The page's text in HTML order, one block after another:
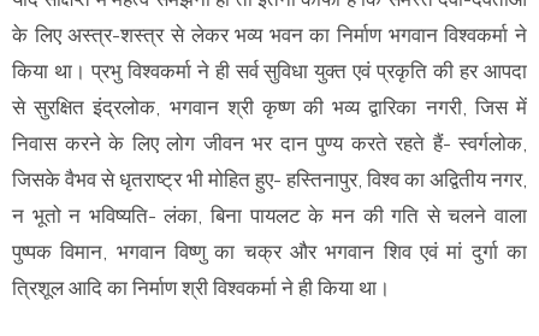
के लिए अस्त्र-शस्त्र से लेकर भव्य भवन का निर्माण भगवान विश्वकर्मा ने
किया था। प्रभु विश्वकर्मा ने ही सर्व सुविधा युक्त एवं प्रकृति की हर आपदा
से सुरक्षित इंद्रलोक, भगवान श्री कृष्ण की भव्य द्वारिका नगरी, जिस में
निवास करने के लिए लोग जीवन भर दान पुण्य करते रहते हैं- स्वर्गलोक,
जिसके वैभव से धृतराष्ट्र भी मोहित हुए- हस्तिनापुर, विश्व का अद्वितीय नगर,
न भूतो न भविष्यति- लंका, बिना पायलट के मन की गति से चलने वाला
पुष्पक विमान, भगवान विष्णु का चक्र और भगवान शिव एवं मां दुर्गा का
त्रिशूल आदि का निर्माण श्री विश्वकर्मा ने ही किया था।